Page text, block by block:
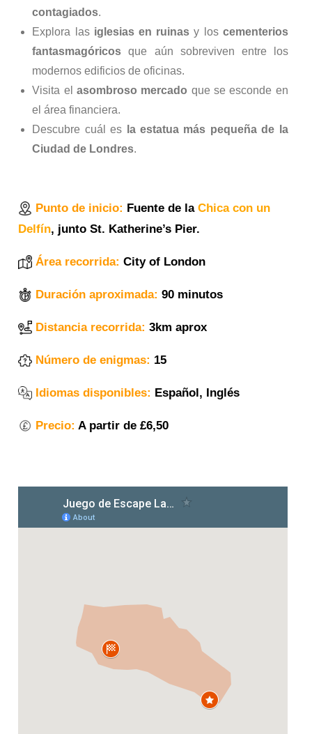
contagiados.
Explora las iglesias en ruinas y los cementerios
fantasmagóricos que aún sobreviven entre los
modernos edificios de oficinas.
Visita elasombroso mercado que se esconde en
el área financiera.
Descubre cuál es
la estatua más pequeña de la
Ciudad de Londres.
Punto de inicio: Fuente de laChica con un
Delfín, junto St. Katherine’s Pier.
Área recorrida: City of London
Duración aproximada: 90 minutos
Distancia recorrida: 3km aprox
Número de enigmas: 15
Idiomas disponibles: Español, Inglés
Precio: A partir de £6,50